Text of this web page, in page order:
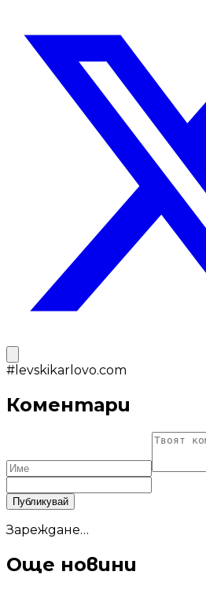
# levskikarlovo.com
Коментари
Публикувай
Зареждане…
Още новини